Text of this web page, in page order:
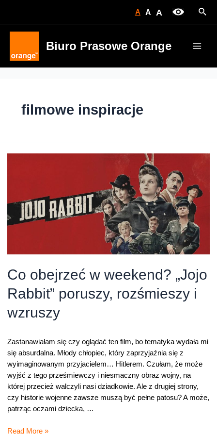
A A A
Biuro Prasowe Orange
filmowe inspiracje
Co obejrzeć w weekend? „Jojo
Rabbit” poruszy, rozśmieszy i
wzruszy
Zastanawiałam się czy oglądać ten film, bo tematyka wydała mi
się absurdalna. Młody chłopiec, który zaprzyjaźnia się z
wyimaginowanym przyjacielem… Hitlerem. Czułam, że może
wyjść z tego prześmiewczy i niesmaczny obraz wojny, na
której przecież walczyli nasi dziadkowie. Ale z drugiej strony,
czy historie wojenne zawsze muszą być pełne patosu? A może,
patrząc oczami dziecka, …
Co
Read More »